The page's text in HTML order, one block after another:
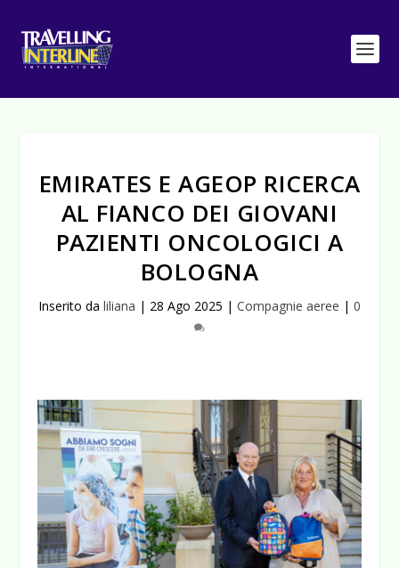
EMIRATES E AGEOP RICERCA
AL FIANCO DEI GIOVANI
PAZIENTI ONCOLOGICI A
BOLOGNA
Inserito da liliana | 28 Ago 2025 | Compagnie aeree | 0